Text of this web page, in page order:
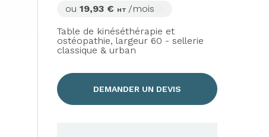
ou 19,93 € HT /mois
Table de kinéséthérapie et
ostéopathie, largeur 60 - sellerie
classique & urban
DEMANDER UN DEVIS